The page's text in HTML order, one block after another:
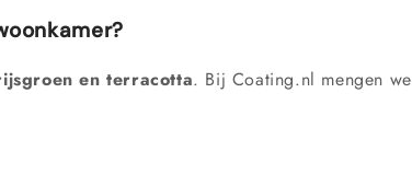
en terracotta. Bij Coating.nl mengen we